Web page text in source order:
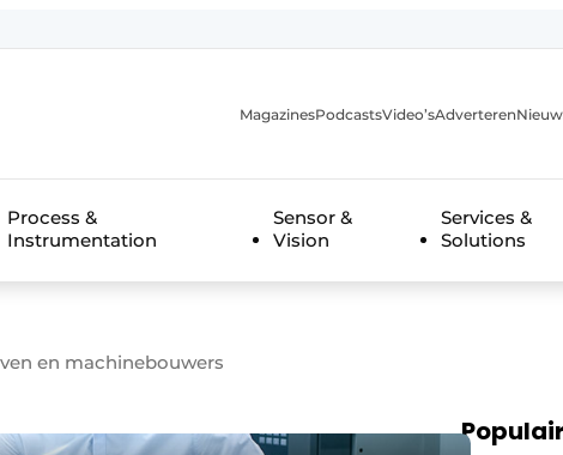
MagazinesPodcastsVideo’sAdverteren
Process &
Instrumentation
Sensor &
Vision
Services &
Solutions
en machinebouwers